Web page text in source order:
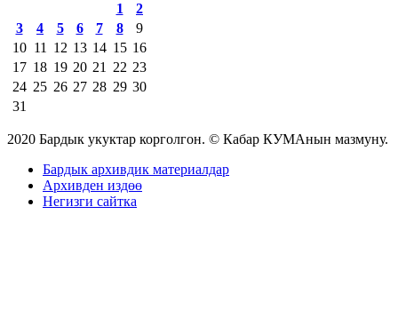
1
2
3
4 5 6 7 8
9
10 11 12 13 14 15 16
17 18 19 20 21 22 23
24 25 26 27 28 29 30
31
2020 Бардык укуктар корголгон. © Кабар КУМАнын мазмуну.
Бардык архивдик материалдар
Архивден издөө
Негизги сайтка